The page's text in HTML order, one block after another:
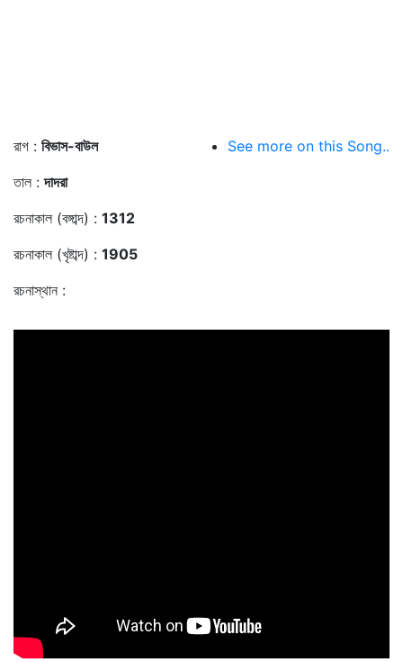
রাগ : বিভাস-বাউল
তাল :দাদরা
রচনাকাল (বঙ্গাব্দ) : 1312
রচনাকাল (খৃষ্টাব্দ) : 1905
রচনাস্থান :
See more on this Song..